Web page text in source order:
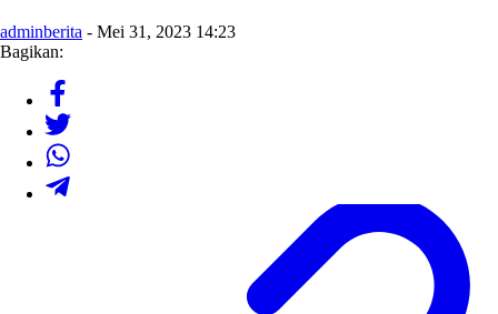
adminberita - Mei 31, 2023 14:23
Bagikan: